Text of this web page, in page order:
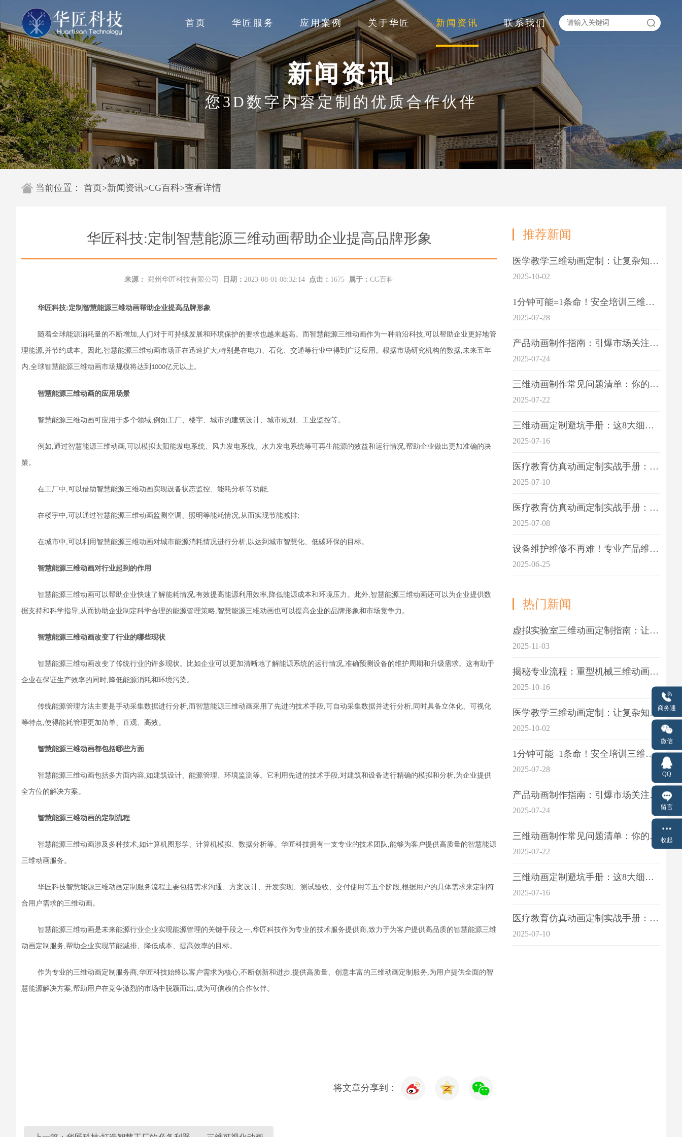
首页 华匠服务 应用案例 关于华匠 新闻资讯 联系我们
新闻资讯
您3D数字内容定制的优质合作伙伴
当前位置： 首页>新闻资讯>CG百科>查看详情
华匠科技:定制智慧能源三维动画帮助企业提高品牌形象
来源： 郑州华匠科技有限公司 日期：2023-08-01 08:32:14 点击： 1675 属于：CG百科
华匠科技:定制 智慧能源三维动画帮助企业提高品牌形象
随着全球能源消耗量的不断增加,人们对于可持续发展和环境保护的要求也越来越高。而智慧能源三维动画作为一种前沿科技,可以帮助企业更好地管
理能源,并节约成本。因此,智慧能源三维动画市场正在迅速扩大,特别是在电力、石化、交通等行业中得到广泛应用。根据市场研究机构的数据,未来五年
内,全球智慧能源三维动画市场规模将达到 1000亿元以上。
智慧能源三维动画的应用场景
智慧能源三维动画可应用于多个领域,例如工厂、楼宇、城市的建筑设计、城市规划、工业监控等。
例如,通过智慧能源三维动画,可以模拟太阳能发电系统、风力发电系统、水力发电系统等可再生能源的效益和运行情况,帮助企业做出更加准确的决
策。
在工厂中,可以借助智慧能源三维动画实现设备状态监控、能耗分析等功能;
在楼宇中,可以通过智慧能源三维动画监测空调、照明等能耗情况,从而实现节能减排;
在城市中,可以利用智慧能源三维动画对城市能源消耗情况进行分析,以达到城市智慧化、低碳环保的目标。
智慧能源三维动画对行业起到的作用
智慧能源三维动画可以帮助企业快速了解能耗情况,有效提高能源利用效率,降低能源成本和环境压力。此外,智慧能源三维动画还可以为企业提供数
据支持和科学指导,从而协助企业制定科学合理的能源管理策略,智慧能源三维动画也可以提高企业的品牌形象和市场竞争力。
智慧能源三维动画改变了行业的哪些现状
智慧能源三维动画改变了传统行业的许多现状。 比如企业可以更加清晰地了解能源系统的运行情况,准确预测设备的维护周期和升级需求。这有助于
企业在保证生产效率的同时,降低能源消耗和环境污染。
传统能源管理方法主要是手动采集数据进行分析,而智慧能源三维动画采用了先进的技术手段,可自动采集数据并进行分析,同时具备立体化、可视化
等特点,使得能耗管理更加简单、直观、高效。
智慧能源三维动画都包括哪些方面
智慧能源三维动画包括多方面内容,如建筑设计、能源管理、环境监测等。它利用先进的技术手段,对建筑和设备进行精确的模拟和分析,为企业提供
全方位的解决方案。
智慧能源三维动画的定制流程
智慧能源三维动画涉及多种技术,如计算机图形学、计算机模拟、数据分析等。华匠科技拥有一支专业的技术团队,能够为客户提供高质量的智慧能源
三维动画服务。
华匠科技智慧能源三维动画定制服务流程主要包括需求沟通、方案设计、开发实现、测试验收、交付使用等五个阶段,根据用户的具体需求来定制符
合用户需求的三维动画。
智慧能源三维动画是未来能源行业企业实现能源管理的关键手段之一,华匠科技作为专业的技术服务提供商,致力于为客户提供高品质的智慧能源三维
动画定制服务,帮助企业实现节能减排、降低成本、 提高效率的目标。
作为专业的三维动画定制服务商,华匠科技始终以客户需求为核心,不断创新和进步,提供高质量、创意丰富的三维动画定制服务,为用户提供全面的智
慧能源解决方案,帮助用户在竞争激烈的市场中脱颖而出,成为可信赖的合作伙伴。
将文章分享到：
推荐新闻
医学教学三维动画定制：让复杂知识一目了
2025-10-02
1分钟可能=1条命！安全培训三维动画制作成本效益深度拆解
2025-07-28
产品动画制作指南：引爆市场关注的视觉引擎
2025-07-24
三维动画制作常见问题清单：你的项目是否踩中这6大技术雷区？
2025-07-22
三维动画定制避坑手册：这8大细节重点关注
2025-07-16
医疗教育仿真动画定制实战手册：击破传统医学教育7大痛点
2025-07-10
医疗教育仿真动画定制实战手册：解决传统教学的7大痛点
2025-07-08
设备维护维修不再难！专业产品维护三维动画演示定制指南
2025-06-25
热门新闻
虚拟实验室三维动画定制指南：让科学教学更生动
2025-11-03
揭秘专业流程：重型机械三维动画制作的5大关键步骤
2025-10-16
医学教学三维动画定制：让复杂知识一目了
2025-10-02
1分钟可能=1条命！安全培训三维动画制作成本效益深度拆解
2025-07-28
产品动画制作指南：引爆市场关注的视觉引擎
2025-07-24
三维动画制作常见问题清单：你的项目是否踩中这6大技术雷区？
2025-07-22
三维动画定制避坑手册：这8大细节重点关注
2025-07-16
医疗教育仿真动画定制实战手册：击破传统医学教育7大痛点
2025-07-10
商务通
微信
QQ
留言
收起